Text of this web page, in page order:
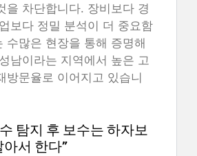
을 차단합니다. 장비보다 경
보다 정밀 분석이 더 중요함
수많은 현장을 통해 증명해
남이라는 지역에서 높은 고
방문율로 이어지고 있습니
탐지 후 보수는 하자보
서 한다”